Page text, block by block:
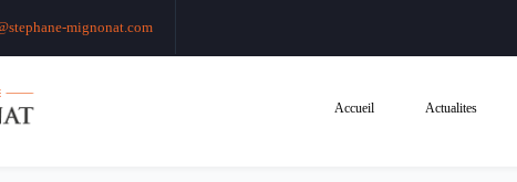
mignonat.com
Accueil Actualites